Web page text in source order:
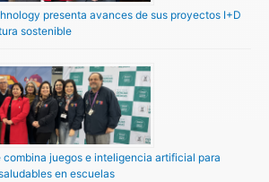
presenta avances de sus proyectos I+D
sostenible
juegos e inteligencia artificial para
en escuelas